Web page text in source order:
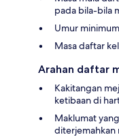
pada bila-bila
Umur
Masa daftar
Arahan daftar
Kakitangan
ketibaan di
Maklumat
diterjemahkan